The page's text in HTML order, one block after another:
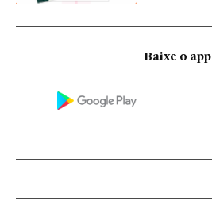
Baixe o app